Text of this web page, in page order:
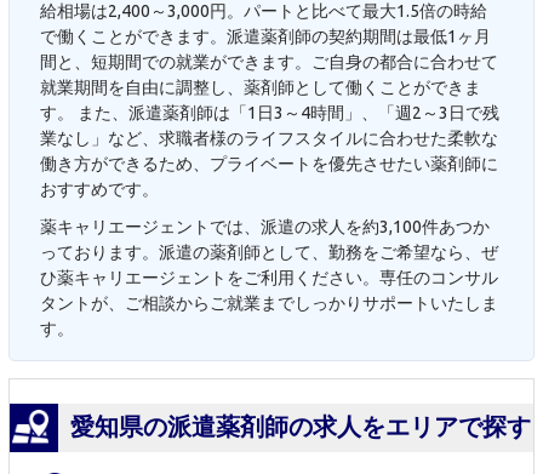
給相場は2,400～3,000円。パートと比べて最大1.5倍の時給
で働くことができます。派遣薬剤師の契約期間は最低1ヶ月
間と、短期間での就業ができます。ご自身の都合に合わせて
就業期間を自由に調整し、薬剤師として働くことができま
す。 また、派遣薬剤師は「1日3～4時間」、「週2～3日で残
業なし」など、求職者様のライフスタイルに合わせた柔軟な
働き方ができるため、プライベートを優先させたい薬剤師に
おすすめです。
薬キャリエージェントでは、派遣の求人を約3,100件あつか
っております。派遣の薬剤師として、勤務をご希望なら、ぜ
ひ薬キャリエージェントをご利用ください。専任のコンサル
タントが、ご相談からご就業までしっかりサポートいたしま
す。
愛知県の派遣薬剤師の求人をエリアで探す